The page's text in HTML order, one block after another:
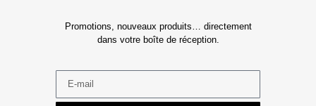
Promotions, nouveaux produits… directement
dans votre boîte de réception.